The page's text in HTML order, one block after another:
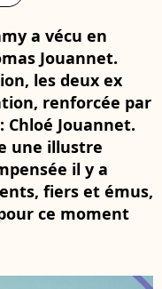
a vécu en
Jouannet.
les deux ex
renforcée par
Jouannet.
une illustre
il y a
fiers et émus,
ce moment